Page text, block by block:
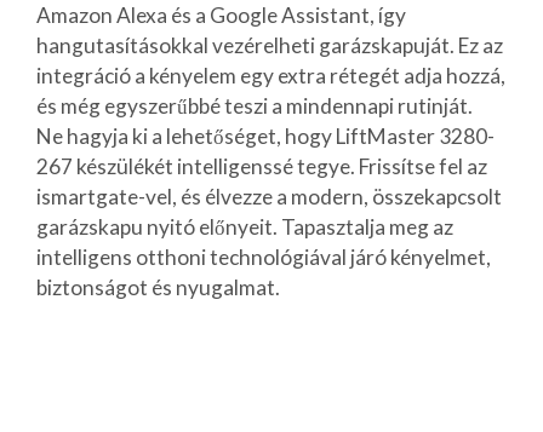
Amazon Alexa és a Google Assistant, így
hangutasításokkal vezérelheti garázskapuját. Ez az
integráció a kényelem egy extra rétegét adja hozzá,
és még egyszerűbbé teszi a mindennapi rutinját.
Ne hagyja ki a lehetőséget, hogy LiftMaster 3280-
267 készülékét intelligenssé tegye. Frissítse fel az
ismartgate-vel, és élvezze a modern, összekapcsolt
garázskapu nyitó előnyeit. Tapasztalja meg az
intelligens otthoni technológiával járó kényelmet,
biztonságot és nyugalmat.